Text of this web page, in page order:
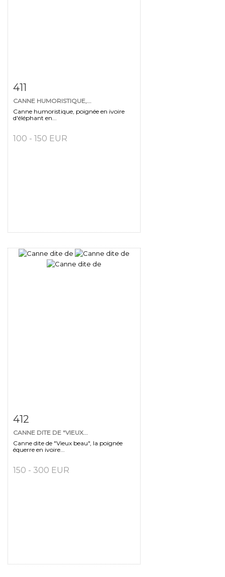
Fiche détaillée
411
CANNE HUMORISTIQUE,...
Canne humoristique, poignée en ivoire
d'éléphant en...
100 - 150 EUR
Fiche détaillée
412
CANNE DITE DE "VIEUX...
Canne dite de "Vieux beau", la poignée
équerre en ivoire...
150 - 300 EUR